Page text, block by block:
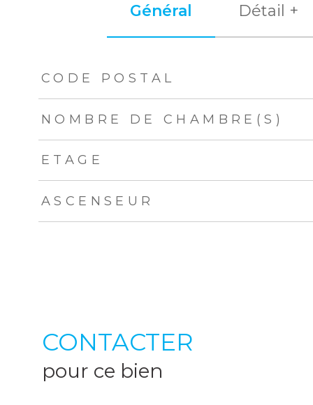
Général Détail +
TRAD_ZEPHYR_Caracteristique
CODE POSTAL
NOMBRE DE CHAMBRE(S)
ETAGE
ASCENSEUR
CONTACTER
pour ce bien